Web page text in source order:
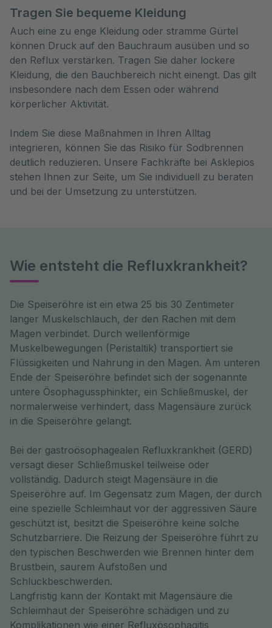
Tragen Sie bequeme Kleidung
Auch eine zu enge Kleidung oder stramme Gürtel
können Druck auf den Bauchraum ausüben und so
den Reflux verstärken. Tragen Sie daher lockere
Kleidung, die den Bauchbereich nicht einengt. Das gilt
insbesondere nach dem Essen oder während
körperlicher Aktivität.
Indem Sie diese Maßnahmen in Ihren Alltag
integrieren, können Sie das Risiko für Sodbrennen
deutlich reduzieren. Unsere Fachkräfte bei Asklepios
stehen Ihnen zur Seite, um Sie individuell zu beraten
und bei der Umsetzung zu unterstützen.
Wie entsteht die Refluxkrankheit?
Die Speiseröhre ist ein etwa 25 bis 30 Zentimeter
langer Muskelschlauch, der den Rachen mit dem
Magen verbindet. Durch wellenförmige
Muskelbewegungen (Peristaltik) transportiert sie
Flüssigkeiten und Nahrung in den Magen. Am unteren
Ende der Speiseröhre befindet sich der sogenannte
untere Ösophagussphinkter, ein Schließmuskel, der
normalerweise verhindert, dass Magensäure zurück
in die Speiseröhre gelangt.
Bei der gastroösophagealen Refluxkrankheit (GERD)
versagt dieser Schließmuskel teilweise oder
vollständig. Dadurch steigt Magensäure in die
Speiseröhre auf. Im Gegensatz zum Magen, der durch
eine spezielle Schleimhaut vor der aggressiven Säure
geschützt ist, besitzt die Speiseröhre keine solche
Schutzbarriere. Die Reizung der Speiseröhre führt zu
den typischen Beschwerden wie Brennen hinter dem
Brustbein, saurem Aufstoßen und
Schluckbeschwerden.
Langfristig kann der Kontakt mit Magensäure die
Schleimhaut der Speiseröhre schädigen und zu
Komplikationen wie einer Refluxösophagitis